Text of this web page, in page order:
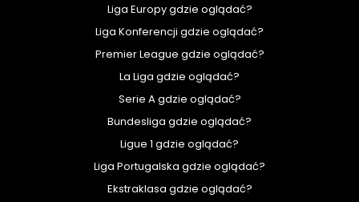
Liga Europy gdzie oglądać?
Liga Konferencji gdzie oglądać?
Premier League gdzie oglądać?
La Liga gdzie oglądać?
Serie A gdzie oglądać?
Bundesliga gdzie oglądać?
Ligue 1 gdzie oglądać?
Liga Portugalska gdzie oglądać?
Ekstraklasa gdzie oglądać?